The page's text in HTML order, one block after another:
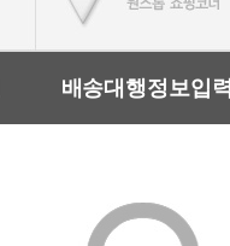
배송대행정보입력